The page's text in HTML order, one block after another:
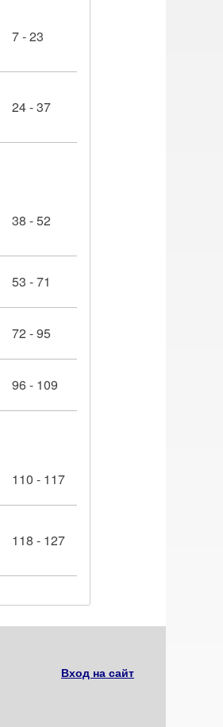
7 - 23
24 - 37
38 - 52
53 - 71
72 - 95
96 - 109
110 - 117
118 - 127
Вход на сайт